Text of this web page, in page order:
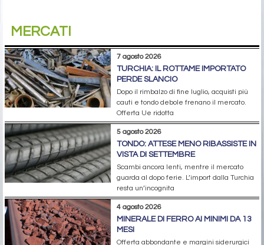
MERCATI
7 agosto 2026
TURCHIA: IL ROTTAME IMPORTATO
PERDE SLANCIO
Dopo il rimbalzo di fine luglio, acquisti più
cauti e tondo debole frenano il mercato.
Offerta Ue ridotta
5 agosto 2026
TONDO: ATTESE MENO RIBASSISTE IN
VISTA DI SETTEMBRE
Scambi ancora lenti, mentre il mercato
guarda al dopo ferie. L’import dalla Turchia
resta un’incognita
4 agosto 2026
MINERALE DI FERRO AI MINIMI DA 13
MESI
Offerta abbondante e margini siderurgici